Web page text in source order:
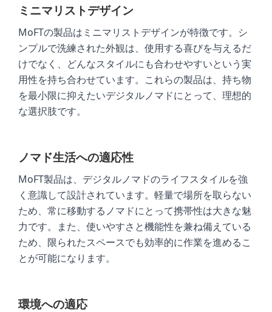
ミニマリストデザイン
MoFTの製品はミニマリストデザインが特徴です。シ
ンプルで洗練された外観は、使用する喜びを与えるだ
けでなく、どんなスタイルにも合わせやすいという実
用性を持ち合わせています。これらの製品は、持ち物
を最小限に抑えたいデジタルノマドにとって、理想的
な選択肢です。
ノマド生活への適応性
MoFT製品は、デジタルノマドのライフスタイルを強
く意識して設計されています。軽量で場所を取らない
ため、常に移動するノマドにとって携帯性は大きな魅
力です。また、使いやすさと機能性を兼ね備えている
ため、限られたスペースでも効率的に作業を進めるこ
とが可能になります。
環境への適応